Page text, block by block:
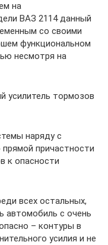
на
ВАЗ 2114 данный
со своими
функциональном
несмотря на
усилитель тормозов
наряду с
причастности
к опасности
всех остальных,
автомобиль с очень
– контуры в
усилия и не